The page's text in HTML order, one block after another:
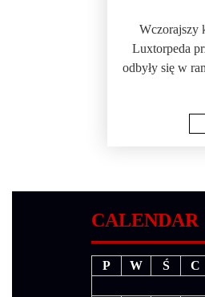
Wczorajszy
Luxtorpeda
odbyły się w
CALENDAR
P W Ś C